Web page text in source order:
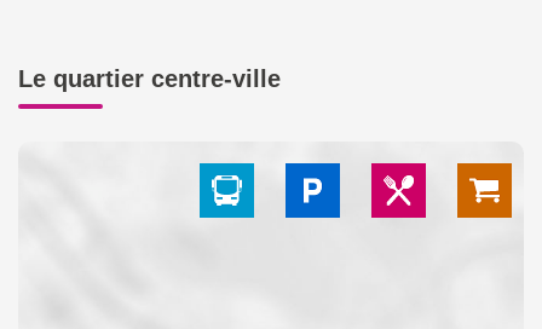
Le quartier centre-ville